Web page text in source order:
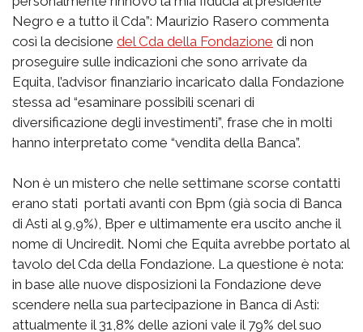
Negro e a tutto il Cda”: Maurizio Rasero commenta
così la decisione del Cda della Fondazione di non
proseguire sulle indicazioni che sono arrivate da
Equita, l’advisor finanziario incaricato dalla Fondazione
stessa ad “esaminare possibili scenari di
diversificazione degli investimenti”, frase che in molti
hanno interpretato come “vendita della Banca”.
Non è un mistero che nelle settimane scorse contatti
erano stati portati avanti con Bpm (già socia di Banca
di Asti al 9,9%), Bper e ultimamente era uscito anche il
nome di Unciredit. Nomi che Equita avrebbe portato al
tavolo del Cda della Fondazione. La questione è nota:
in base alle nuove disposizioni la Fondazione deve
scendere nella sua partecipazione in Banca di Asti:
attualmente il 31,8% delle azioni vale il 79% del suo